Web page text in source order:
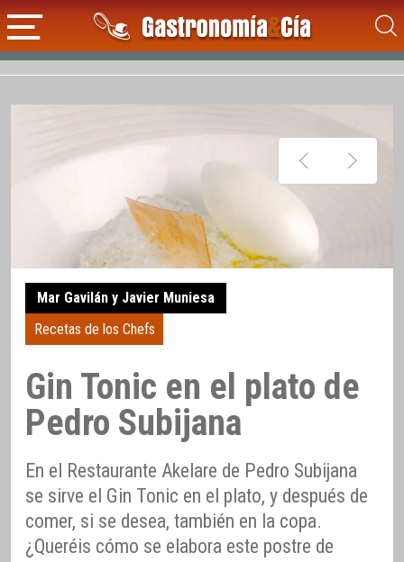
Mar Gavilán y Javier Muniesa
Recetas de los Chefs
Gin Tonic en el plato de
Pedro Subijana
En el Restaurante Akelare de Pedro Subijana
se sirve el Gin Tonic en el plato, y después de
comer, si se desea, también en la copa.
¿Queréis cómo se elabora este postre de